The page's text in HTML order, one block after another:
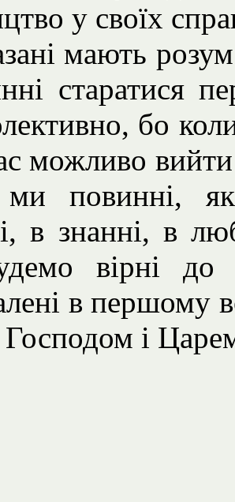
у своїх
мають
старатися
бо
можливо
ми повинні,
в знанні, в
вірні до
в першому
і